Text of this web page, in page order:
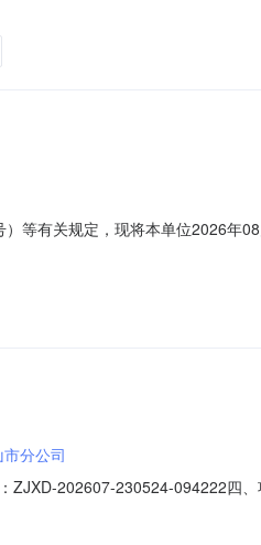
批主要功能或目标:刀扁材质：不
等有关规定，现将本单位2026年
刀扁材质：不锈钢；尺寸：
分公司
ZJXD-202607-230524-094222四
标的名称：1、本次征集险种按照《